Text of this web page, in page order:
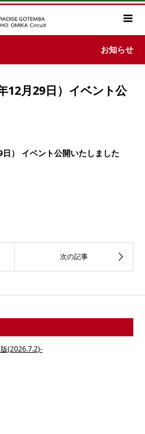
お知らせ
12月29日）イベント公
） イベント公開いたしました
(2026.7.2)-